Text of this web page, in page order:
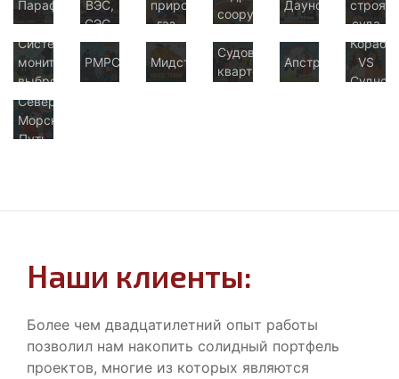
Парафирование
ВЭС,
СЭС,
ТЭС
природный
газ
сооружения
Даунстримстроят
суда
Системы
мониторинга
выбросов
РМРС Мидстрим
Судовой
квартет
Апстрим
VS
Судно
Северный
Морской
Путь
Наши клиенты:
Более чем двадцатилетний опыт работы
позволил нам накопить солидный портфель
проектов, многие из которых являются